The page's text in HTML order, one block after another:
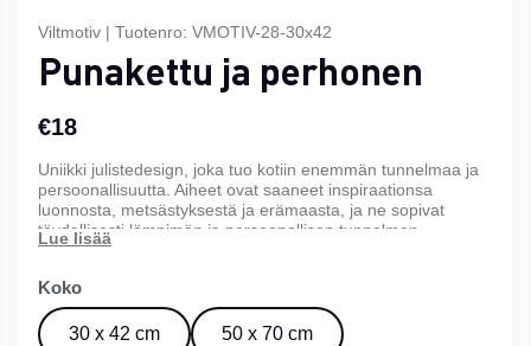
Viltmotiv | Tuotenro: VMOTIV-28-30x42
Punakettu ja perhonen
€18
Uniikki julistedesign, joka tuo kotiin enemmän tunnelmaa ja
persoonallisuutta. Aiheet ovat saaneet inspiraationsa
luonnosta, metsästyksestä ja erämaasta, ja ne sopivat
täydellisesti lämpimän ja persoonallisen tunnelman
luomiseen kotiin, mökille tai toimistoon. Saatavana kolmessa
Koko
30 x 42 cm 50 x 70 cm